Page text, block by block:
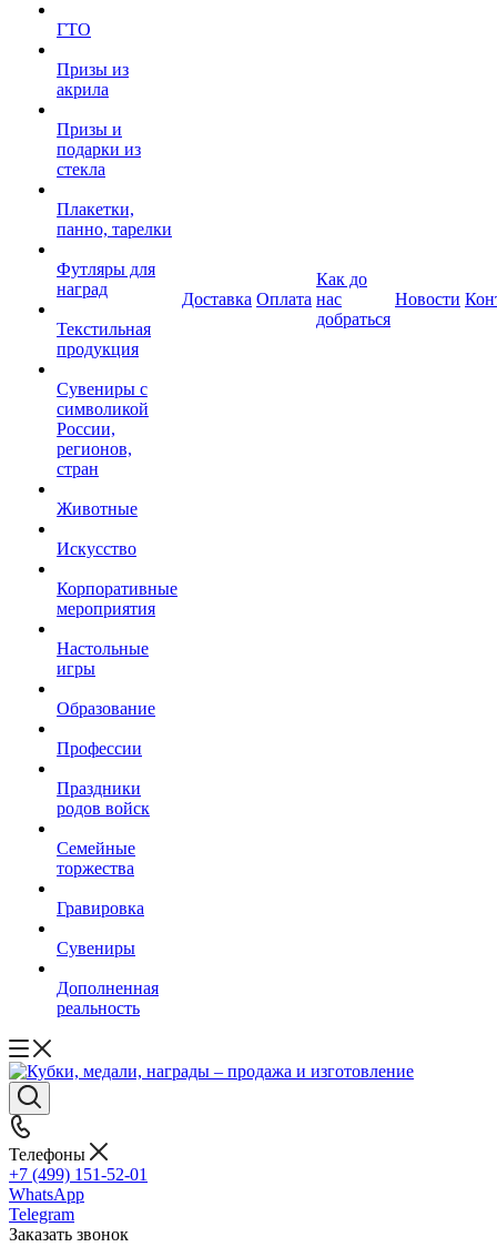
ГТО
Призы из
акрила
Призы и
подарки из
стекла
Плакетки,
панно, тарелки
Футляры для
наград
Текстильная
продукция
Сувениры с
символикой
России,
регионов,
стран
Животные
Искусство
Корпоративные
мероприятия
Настольные
игры
Образование
Профессии
Праздники
родов войск
Семейные
торжества
Гравировка
Сувениры
Дополненная
реальность
Доставка Оплата
Как до
нас
добраться
Новости
Телефоны
+7 (499) 151-52-01
WhatsApp
Telegram
Заказать звонок